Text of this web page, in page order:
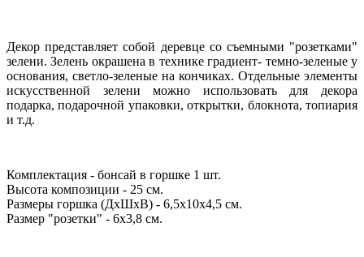
Декор представляет собой деревце со съемными "розетками"
зелени. Зелень окрашена в технике градиент- темно-зеленые у
основания, светло-зеленые на кончиках. Отдельные элементы
искусственной зелени можно использовать для декора
подарка, подарочной упаковки, открытки, блокнота, топиария
и т.д.
Комплектация - бонсай в горшке 1 шт.
Высота композиции - 25 см.
Размеры горшка (ДхШхВ) - 6,5х10х4,5 см.
Размер "розетки" - 6х3,8 см.